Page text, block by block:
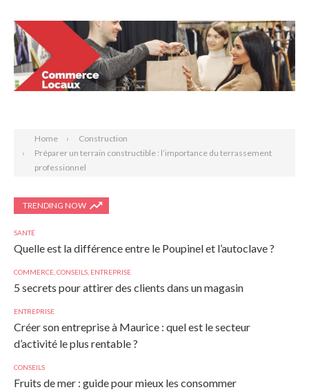
Home
Construction
Préparer un terrain constructible : l’importance du terrassement
professionnel
TRENDING NOW
SANTÉ
Quelle est la différence entre le Poupinel et l’autoclave ?
COMMERCE CONSEILS ENTREPRISE
5 secrets pour attirer des clients dans un magasin
ENTREPRISE
Créer son entreprise à Maurice : quel est le secteur
d’activité le plus rentable ?
CONSEILS
Fruits de mer : guide pour mieux les consommer